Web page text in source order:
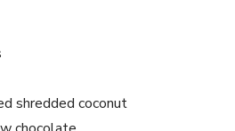
shredded coconut